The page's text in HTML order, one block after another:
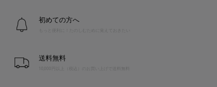
初めての方へ
送料無料
10,000円以上（税込）のお買い上げで送料無料